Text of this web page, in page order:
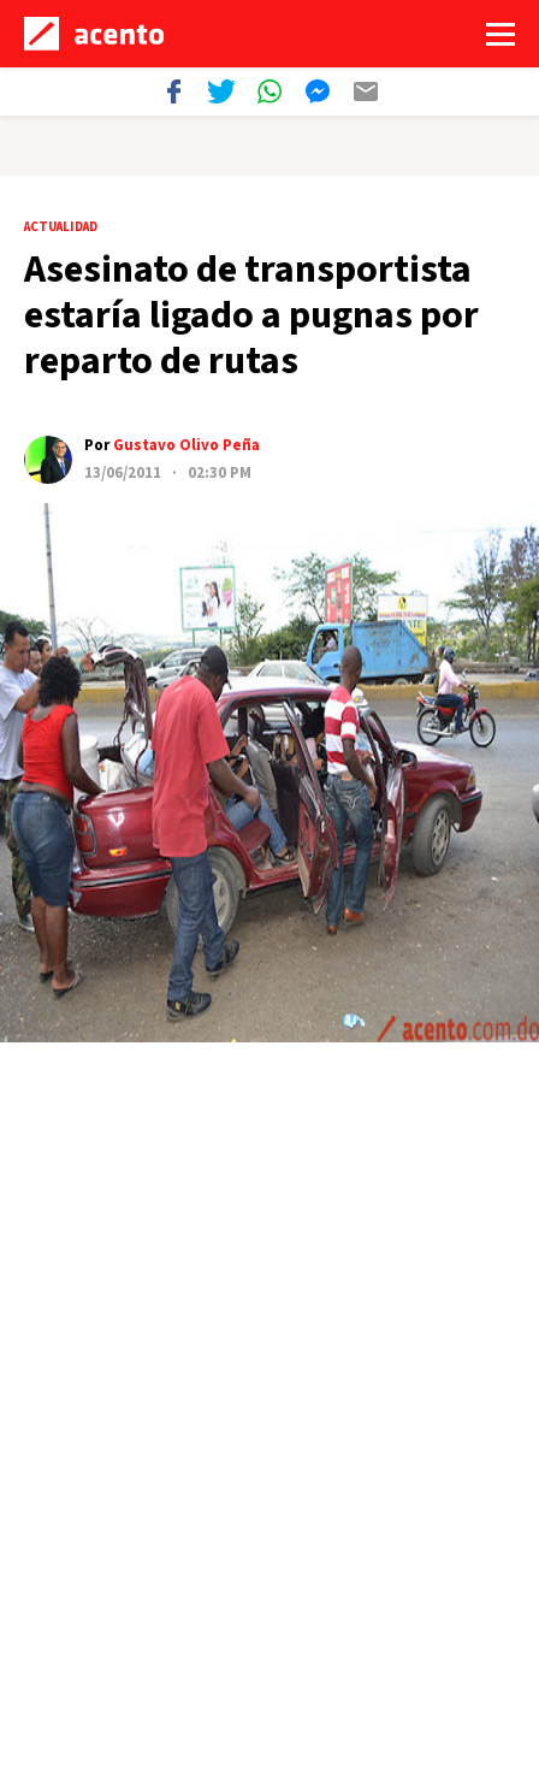
ACTUALIDAD
Asesinato de transportista
estaría ligado a pugnas por
reparto de rutas
PorGustavo Olivo Peña
13/06/2011 · 02:30 PM